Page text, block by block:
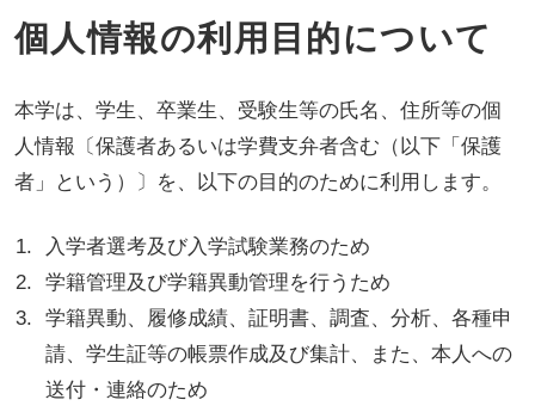
個人情報の利用目的について
本学は、学生、卒業生、受験生等の氏名、住所等の個
人情報〔保護者あるいは学費支弁者含む（以下「保護
者」という）〕を、以下の目的のために利用します。
入学者選考及び入学試験業務のため
学籍管理及び学籍異動管理を行うため
学籍異動、履修成績、証明書、調査、分析、各種申
請、学生証等の帳票作成及び集計、また、本人への
送付・連絡のため